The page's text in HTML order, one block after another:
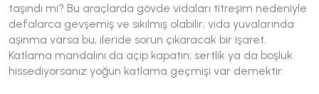
taşındı mı? Bu araçlarda gövde vidaları titreşim nedeniyle
defalarca gevşemiş ve sıkılmış olabilir; vida yuvalarında
aşınma varsa bu, ileride sorun çıkaracak bir işaret.
Katlama mandalını da açıp kapatın; sertlik ya da boşluk
hissediyorsanız yoğun katlama geçmişi var demektir.